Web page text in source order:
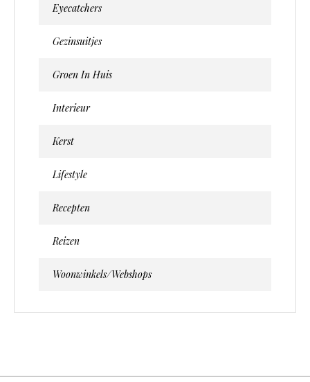
Eyecatchers
Gezinsuitjes
Groen In Huis
Interieur
Kerst
Lifestyle
Recepten
Reizen
Woonwinkels/webshops